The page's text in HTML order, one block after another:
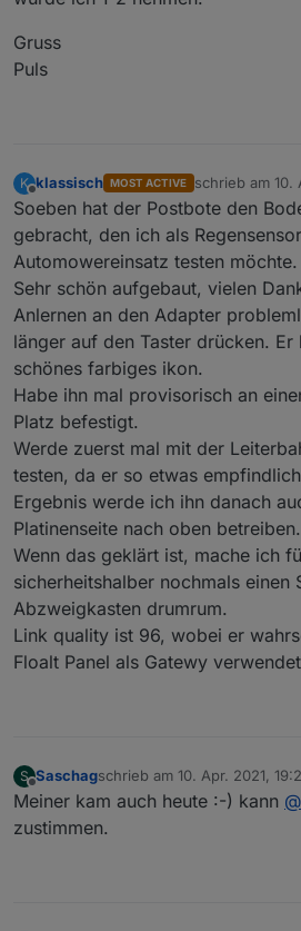
Gruss
Puls
K
Offline
klassisch MOST ACTIVE schrieb am 10.
zuletzt editiert
Soeben hat der Postbote den
gebracht, den ich als
Automowereinsatz testen möchte.
Sehr schön aufgebaut, vielen
Anlernen an den Adapter
länger auf den Taster drücken. Er
schönes farbiges ikon.
Habe ihn mal provisorisch an
Platz befestigt.
Werde zuerst mal mit der
testen, da er so etwas
Ergebnis werde ich ihn danach
Platinenseite nach oben betreiben.
Wenn das geklärt ist, mache ich
sicherheitshalber nochmals einen
Abzweigkasten drumrum.
Link quality ist 96, wobei er
Floalt Panel als Gatewy
S
Offline
Saschagschrieb am 10. Apr. 2021,
zuletzt editiert von Saschag
Meiner kam auch heute :-) kann @
zustimmen.